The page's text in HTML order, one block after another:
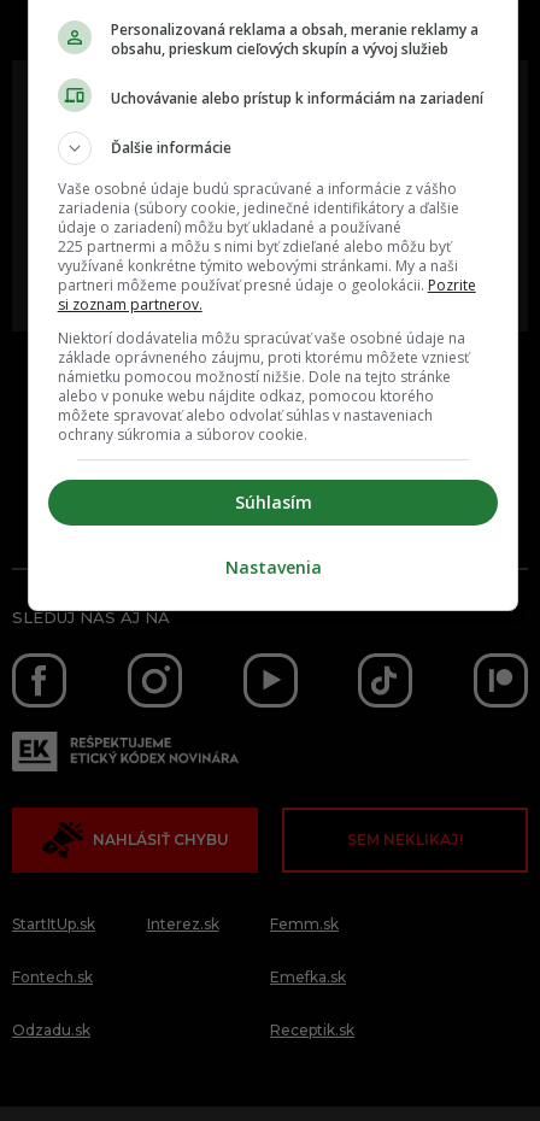
Oslov reklamou viac ako milión
ľudí v rôznych vekových
kategóriách a na rôznych
sociálnych sieťach a nakopni svoj
biznis alebo produkt.
MÁM ZÁUJEM O
SPOLUPRÁCU
mali určite napísať?
POŠLI NÁM TIP NA ČLÁNOK
SLEDUJ NÁS AJ NA
NAHLÁSIŤ CHYBU SEM NEKLIKAJ!
StartItUp.sk
Fontech.sk
Odzadu.sk
Interez.sk Femm.sk
Emefka.sk
Receptik.sk
Personalizovaná reklama a obsah, meranie reklamy a
obsahu, prieskum cieľových skupín a vývoj služieb
Uchovávanie alebo prístup k informáciám na zariadení
Ďalšie informácie
Vaše osobné údaje budú spracúvané a informácie z vášho
zariadenia (súbory cookie, jedinečné identifikátory a ďalšie
údaje o zariadení) môžu byť ukladané a používané
225 partnermi a môžu s nimi byť zdieľané alebo môžu byť
využívané konkrétne týmito webovými stránkami. My a naši
partneri môžeme používať presné údaje o geolokácii. Pozrite
si zoznam partnerov.
Niektorí dodávatelia môžu spracúvať vaše osobné údaje na
základe oprávneného záujmu, proti ktorému môžete vzniesť
námietku pomocou možností nižšie. Dole na tejto stránke
alebo v ponuke webu nájdite odkaz, pomocou ktorého
môžete spravovať alebo odvolať súhlas v nastaveniach
ochrany súkromia a súborov cookie.
Súhlasím
Nastavenia